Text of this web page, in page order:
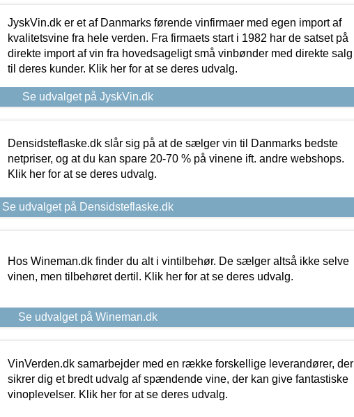
JyskVin.dk er et af Danmarks førende vinfirmaer med egen import af
kvalitetsvine fra hele verden. Fra firmaets start i 1982 har de satset på
direkte import af vin fra hovedsageligt små vinbønder med direkte salg
til deres kunder. Klik her for at se deres udvalg.
Se udvalget på JyskVin.dk
Densidsteflaske.dk slår sig på at de sælger vin til Danmarks bedste
netpriser, og at du kan spare 20-70 % på vinene ift. andre webshops.
Klik her for at se deres udvalg.
Se udvalget på Densidsteflaske.dk
Hos Wineman.dk finder du alt i vintilbehør. De sælger altså ikke selve
vinen, men tilbehøret dertil. Klik her for at se deres udvalg.
Se udvalget på Wineman.dk
VinVerden.dk samarbejder med en række forskellige leverandører, der
sikrer dig et bredt udvalg af spændende vine, der kan give fantastiske
vinoplevelser. Klik her for at se deres udvalg.